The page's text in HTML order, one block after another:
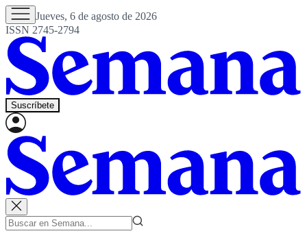
Jueves, 6 de agosto de 2026
ISSN 2745-2794
Suscríbete